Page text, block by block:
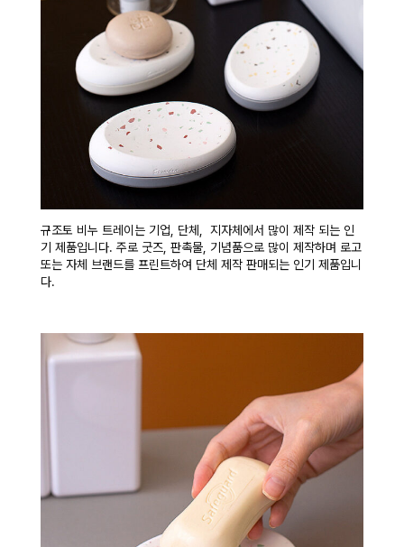
규조토 비누 트레이는 기업, 단체, 지자체에서 많이 제작 되는 인
기 제품입니다. 주로 굿즈, 판촉물, 기념품으로 많이 제작하며 로고
또는 자체 브랜드를 프린트하여 단체 제작 판매되는 인기 제품입니
다.